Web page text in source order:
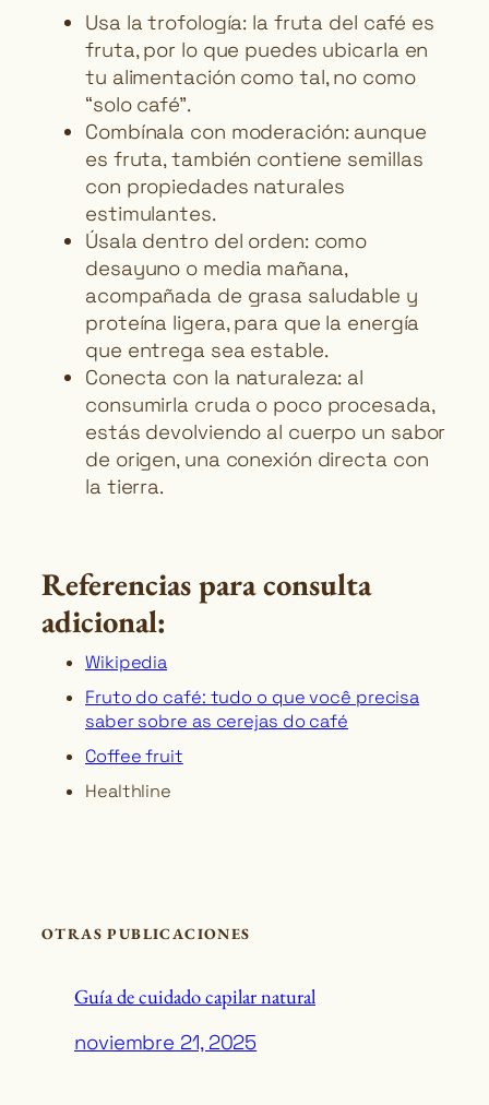
Usa la trofología: la fruta del café es
fruta, por lo que puedes ubicarla en
tu alimentación como tal, no como
“solo café”.
Combínala con moderación: aunque
es fruta, también contiene semillas
con propiedades naturales
estimulantes.
Úsala dentro del orden: como
desayuno o media mañana,
acompañada de grasa saludable y
proteína ligera, para que la energía
que entrega sea estable.
Conecta con la naturaleza: al
consumirla cruda o poco procesada,
estás devolviendo al cuerpo un sabor
de origen, una conexión directa con
la tierra.
Referencias para consulta
adicional:
Wikipedia
Fruto do café: tudo o que você precisa
saber sobre as cerejas do café
Coffee fruit
Healthline
OTRAS PUBLICACIONES
Guía de cuidado capilar natural
noviembre 21, 2025